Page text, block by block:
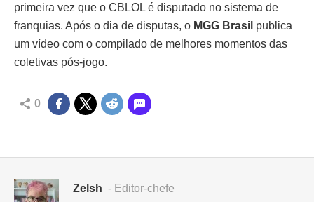
primeira vez que o CBLOL é disputado no sistema de
franquias. Após o dia de disputas, o MGG Brasil publica
um vídeo com o compilado de melhores momentos das
coletivas pós-jogo.
0
Zelsh - Editor-chefe